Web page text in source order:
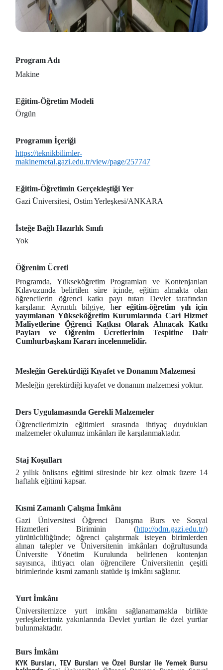
Program Adı
Makine
Eğitim-Öğretim Modeli
Örgün
Programın İçeriği
https://teknikbilimler-
makinemetal.gazi.edu.tr/view/page/257747
Eğitim-Öğretimin Gerçekleştiği Yer
Gazi Üniversitesi, Ostim Yerleşkesi/ANKARA
İsteğe Bağlı Hazırlık Sınıfı
Yok
Öğrenim Ücreti
Programda, Yükseköğretim Programları ve Kontenjanları
Kılavuzunda belirtilen süre içinde, eğitim almakta olan
öğrencilerin öğrenci katkı payı tutarı Devlet tarafından
karşılanır. Ayrıntılı bilgiye, her eğitim-öğretim yılı için
yayımlanan Yükseköğretim Kurumlarında Cari Hizmet
Maliyetlerine Öğrenci Katkısı Olarak Alınacak Katkı
Payları ve Öğrenim Ücretlerinin Tespitine Dair
Cumhurbaşkanı Kararı incelenmelidir.
Mesleğin Gerektirdiği Kıyafet ve Donanım Malzemesi
Mesleğin gerektirdiği kıyafet ve donanım malzemesi yoktur.
Ders Uygulamasında Gerekli Malzemeler
Öğrencilerimizin eğitimleri sırasında ihtiyaç duydukları
malzemeler okulumuz imkânları ile karşılanmaktadır.
Staj Koşulları
2 yıllık önlisans eğitimi süresinde bir kez olmak üzere 14
haftalık eğitimi kapsar.
Kısmi Zamanlı Çalışma İmkânı
Gazi Üniversitesi Öğrenci Danışma Burs ve Sosyal
Hizmetleri Biriminin (http://odm.gazi.edu.tr/)
yürütücülüğünde; öğrenci çalıştırmak isteyen birimlerden
alınan talepler ve Üniversitenin imkânları doğrultusunda
Üniversite Yönetim Kurulunda belirlenen kontenjan
sayısınca, ihtiyacı olan öğrencilere Üniversitenin çeşitli
birimlerinde kısmi zamanlı statüde iş imkânı sağlanır.
Yurt İmkânı
Üniversitemizce yurt imkânı sağlanamamakla birlikte
yerleşkelerimiz yakınlarında Devlet yurtları ile özel yurtlar
bulunmaktadır.
Burs İmkânı
KYK Bursları, TEV Bursları ve Özel Burslar ile Yemek Bursu